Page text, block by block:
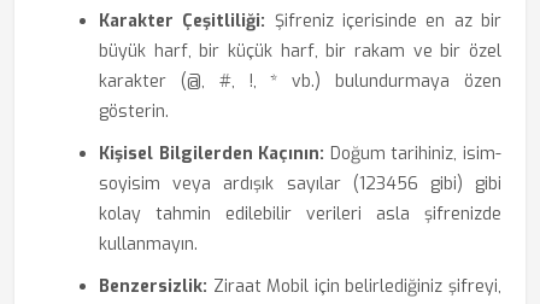
Karakter Çeşitliliği: Şifreniz içerisinde en az bir
büyük harf, bir küçük harf, bir rakam ve bir özel
karakter (@, #, !, * vb.) bulundurmaya özen
gösterin.
Kişisel Bilgilerden Kaçının: Doğum tarihiniz, isim-
soyisim veya ardışık sayılar (123456 gibi) gibi
kolay tahmin edilebilir verileri asla şifrenizde
kullanmayın.
Benzersizlik: Ziraat Mobil için belirlediğiniz şifreyi,